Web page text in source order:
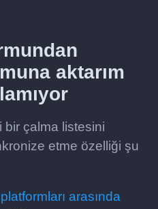
aktarım
bir çalma listesini
etme özelliği şu
arasında